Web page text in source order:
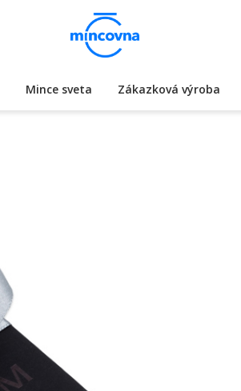
Mince sveta Zákazková výroba